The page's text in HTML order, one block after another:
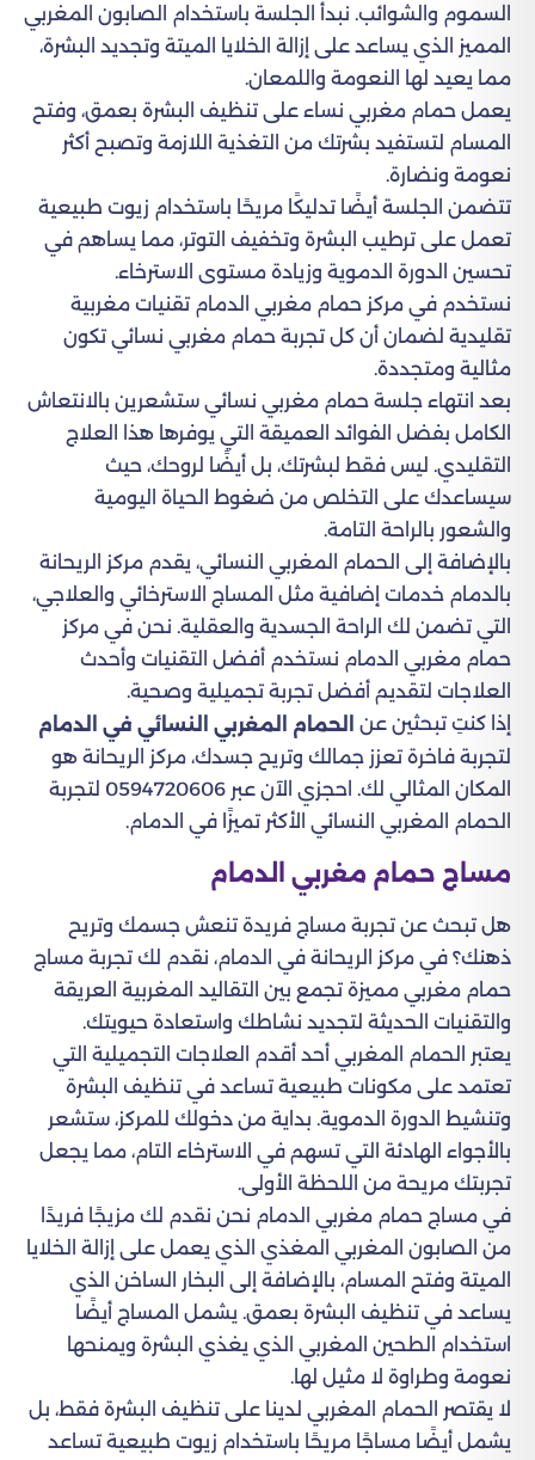
السموم والشوائب. نبدأ الجلسة باستخدام الصابون المغربي
المميز الذي يساعد على إزالة الخلايا الميتة وتجديد البشرة،
مما يعيد لها النعومة واللمعان.
يعمل حمام مغربي نساء على تنظيف البشرة بعمق، وفتح
المسام لتستفيد بشرتك من التغذية اللازمة وتصبح أكثر
نعومة ونضارة.
تتضمن الجلسة أيضًا تدليكًا مريحًا باستخدام زيوت طبيعية
تعمل على ترطيب البشرة وتخفيف التوتر، مما يساهم في
تحسين الدورة الدموية وزيادة مستوى الاسترخاء.
نستخدم في مركز حمام مغربي الدمام تقنيات مغربية
تقليدية لضمان أن كل تجربة حمام مغربي نسائي تكون
مثالية ومتجددة.
بعد انتهاء جلسة حمام مغربي نسائي ستشعرين بالانتعاش
الكامل بفضل الفوائد العميقة التي يوفرها هذا العلاج
التقليدي. ليس فقط لبشرتك، بل أيضًا لروحك، حيث
سيساعدك على التخلص من ضغوط الحياة اليومية
والشعور بالراحة التامة.
بالإضافة إلى الحمام المغربي النسائي، يقدم مركز الريحانة
بالدمام خدمات إضافية مثل المساج الاسترخائي والعلاجي،
التي تضمن لك الراحة الجسدية والعقلية. نحن في مركز
حمام مغربي الدمام نستخدم أفضل التقنيات وأحدث
العلاجات لتقديم أفضل تجربة تجميلية وصحية.
إذا كنتِ تبحثين عن
الحمام المغربي النسائي في الدمام
لتجربة فاخرة تعزز جمالك وتريح جسدك، مركز الريحانة هو
المكان المثالي لك. احجزي الآن عبر 0594720606 لتجربة
الحمام المغربي النسائي الأكثر تميزًا في الدمام.
مساج حمام مغربي الدمام
هل تبحث عن تجربة مساج فريدة تنعش جسمك وتريح
ذهنك؟ في مركز الريحانة في الدمام، نقدم لك تجربة مساج
حمام مغربي مميزة تجمع بين التقاليد المغربية العريقة
والتقنيات الحديثة لتجديد نشاطك واستعادة حيويتك.
يعتبر الحمام المغربي أحد أقدم العلاجات التجميلية التي
تعتمد على مكونات طبيعية تساعد في تنظيف البشرة
وتنشيط الدورة الدموية. بداية من دخولك للمركز، ستشعر
بالأجواء الهادئة التي تسهم في الاسترخاء التام، مما يجعل
تجربتك مريحة من اللحظة الأولى.
في مساج حمام مغربي الدمام نحن نقدم لك مزيجًا فريدًا
من الصابون المغربي المغذي الذي يعمل على إزالة الخلايا
الميتة وفتح المسام، بالإضافة إلى البخار الساخن الذي
يساعد في تنظيف البشرة بعمق. يشمل المساج أيضًا
استخدام الطحين المغربي الذي يغذي البشرة ويمنحها
نعومة وطراوة لا مثيل لها.
لا يقتصر الحمام المغربي لدينا على تنظيف البشرة فقط، بل
يشمل أيضًا مساجًا مريحًا باستخدام زيوت طبيعية تساعد